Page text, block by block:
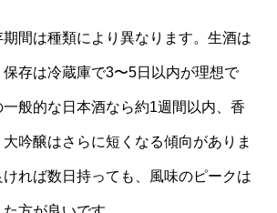
間は種類により異なります。生酒は
存は冷蔵庫で3〜5日以内が理想で
般的な日本酒なら約1週間以内、香
吟醸はさらに短くなる傾向がありま
れば数日持っても、風味のピークは